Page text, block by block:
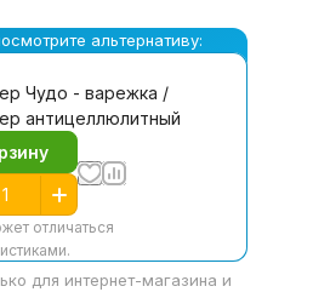
альтернативу:
Чудо - варежка /
антицеллюлитный
отличаться
для интернет-магазина и